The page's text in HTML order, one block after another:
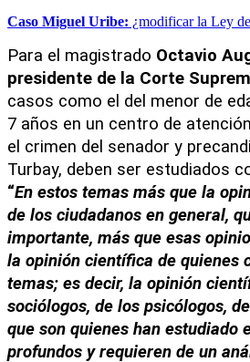
Caso Miguel Uribe: ¿modificar la Ley
Para el magistrado Octavio
presidente de la Corte
casos como el del menor de
7 años en un centro de
el crimen del senador y
Turbay, deben ser estudiados
“En estos temas más que la
de los ciudadanos en general,
importante, más que esas
la opinión científica de quienes
temas; es decir, la opinión
sociólogos, de los psicólogos,
que son quienes han estudiado
profundos y requieren de un